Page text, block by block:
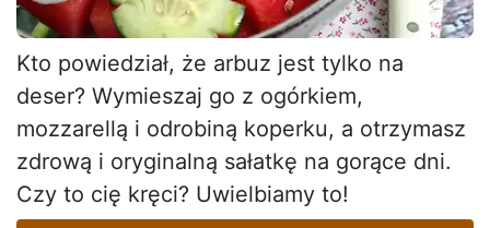
Kto powiedział, że arbuz jest tylko na
deser? Wymieszaj go z ogórkiem,
mozzarellą i odrobiną koperku, a otrzymasz
zdrową i oryginalną sałatkę na gorące dni.
Czy to cię kręci? Uwielbiamy to!